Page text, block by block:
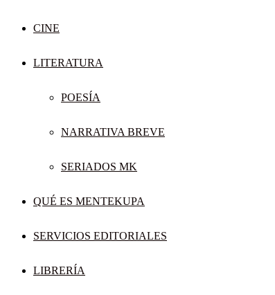
CINE
LITERATURA
POESÍA
NARRATIVA BREVE
SERIADOS MK
QUÉ ES MENTEKUPA
SERVICIOS EDITORIALES
LIBRERÍA